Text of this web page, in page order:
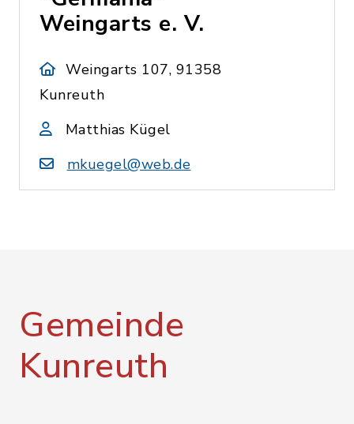
Weingarts e. V.
Weingarts 107, 91358
Kunreuth
Matthias Kügel
mkuegel@web.de
Gemeinde
Kunreuth